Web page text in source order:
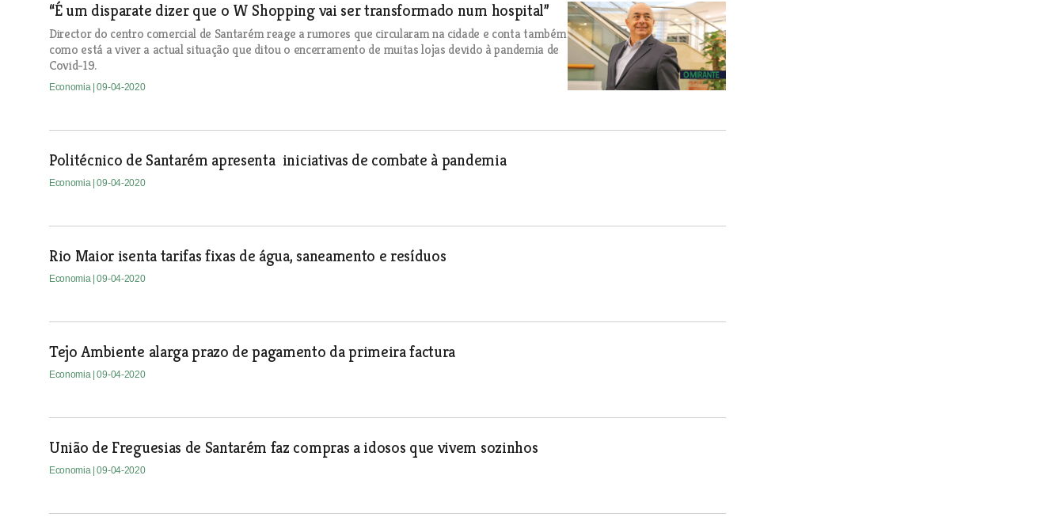
“É um disparate dizer que o W Shopping vai ser transformado num hospital”
Director do centro comercial de Santarém reage a rumores que circularam na cidade e conta também
como está a viver a actual situação que ditou o encerramento de muitas lojas devido à pandemia de
Covid-19.
Economia | 09-04-2020
Politécnico de Santarém apresenta iniciativas de combate à pandemia
Economia | 09-04-2020
Rio Maior isenta tarifas fixas de água, saneamento e resíduos
Economia | 09-04-2020
Tejo Ambiente alarga prazo de pagamento da primeira factura
Economia | 09-04-2020
União de Freguesias de Santarém faz compras a idosos que vivem sozinhos
Economia | 09-04-2020